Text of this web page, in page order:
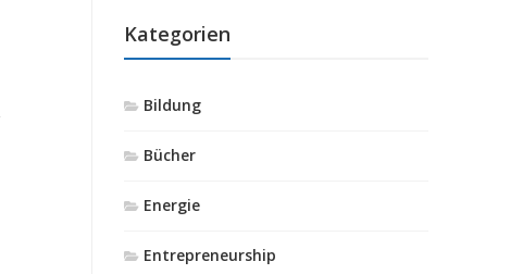
Kategorien
Bildung
Bücher
Energie
Entrepreneurship